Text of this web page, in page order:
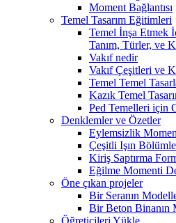
Moment Bağlantısı
Temel Tasarım Eğitimleri
Temel İnşa Etmek
Tanım, Türler, ve
Vakıf nedir
Vakıf Çeşitleri ve
Temel Temel
Kazık Temel
Ped Temelleri için
Denklemler ve Özetler
Eylemsizlik
Çeşitli Işın
Kiriş Saptırma
Eğilme Momenti
Öne çıkan projeler
Bir Seranın
Bir Beton Binanın